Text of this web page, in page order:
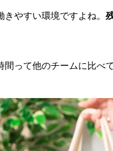
やすい環境ですよね。
って他のチームに比べ